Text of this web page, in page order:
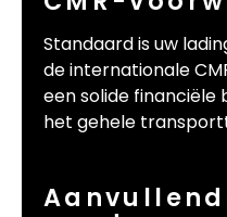
Standaard is uw
de internationale
een solide financiële
het gehele